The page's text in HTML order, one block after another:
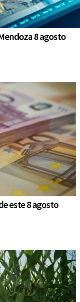
8 agosto
este 8 agosto